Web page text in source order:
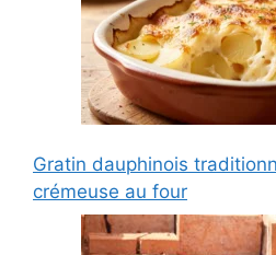
Gratin dauphinois
crémeuse au four